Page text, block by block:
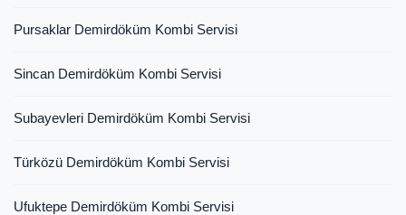
Pursaklar Demirdöküm Kombi Servisi
Sincan Demirdöküm Kombi Servisi
Subayevleri Demirdöküm Kombi Servisi
Türközü Demirdöküm Kombi Servisi
Ufuktepe Demirdöküm Kombi Servisi